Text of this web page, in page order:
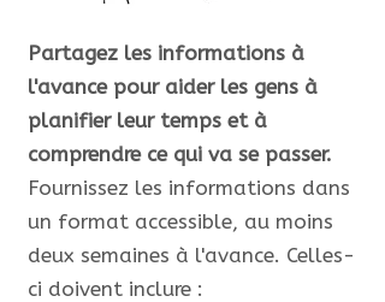
Partagez les informations à
l'avance pour aider les gens à
planifier leur temps et à
comprendre ce qui va se passer.
Fournissez les informations dans
un format accessible, au moins
deux semaines à l'avance. Celles-
ci doivent inclure :